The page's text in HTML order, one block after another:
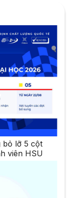
bỏ lỡ 5 cột
viên HSU